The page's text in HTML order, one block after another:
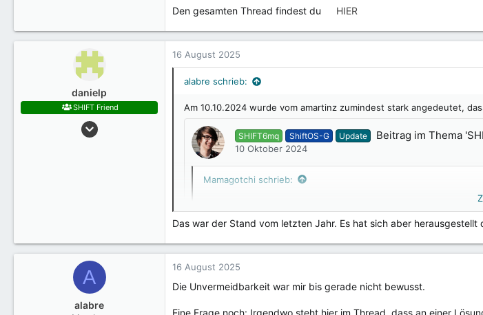
das gerne zurück. Solltet ihr anhand dieser Anleitung erfolgreich
Wir hoffen, dass möglichst jedes SHIFT6mq bzw. deren BesitzerIn
benötigen, dann meldet euch bitte gerne.
LG, Manuel
Den gesamten Thread findest du HIER
danielp
SHIFT Friend
22 September 2019
16 August 2025
alabre schrieb:
Am 10.10.2024 wurde vom amartinz zumindest stark angedeutet,
SHIFT6mq ShiftOS-G Update Beitrag im Thema
10 Oktober 2024
Mamagotchi schrieb:
Wird das Update auf ShiftOS-G 5.1 eigentlich
Das interessiert mich auch!
Wir arbeiten parallel daran und fragen auch die Custom ROM
Das war der Stand vom letzten Jahr. Es hat sich aber
A
alabre
16 August 2025
Die Unvermeidbarkeit war mir bis gerade nicht bewusst.
Eine Frage noch: Irgendwo steht hier im Thread, dass an einer